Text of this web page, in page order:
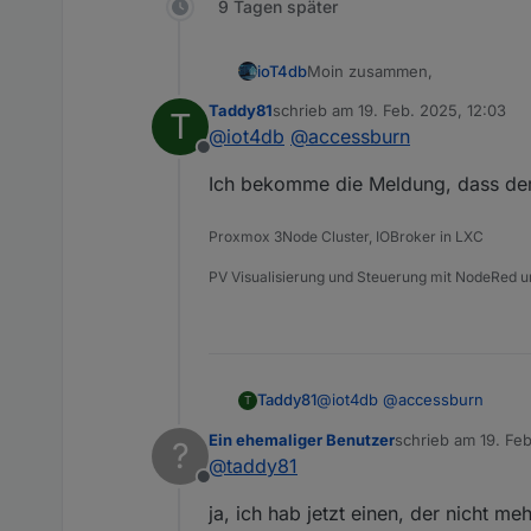
9 Tagen später
ioT4dbMoin zusammen,
wir hatten gestern unseren
und ich für meinen Teil fand
können. Coole Sache!
wir bzw. Bernd (@
so, was vergessen?
T
Offline
Taddy81schrieb am 19. Feb. 2025, 12:03
zuletzt editiert von
@iot4db @accessburn
Ich bekomme die Meldung, dass
Proxmox 3Node Cluster, IOBroker in LXC
PV Visualisierung und Steuerung mit NodeRed
T Taddy81@iot4db @accessburn
Ich bekomme die Meldung,
?
Offline
Ein ehemaliger Benutzerschrieb am 19.
zuletzt editiert von
@taddy81
ja, ich hab jetzt einen, der nicht